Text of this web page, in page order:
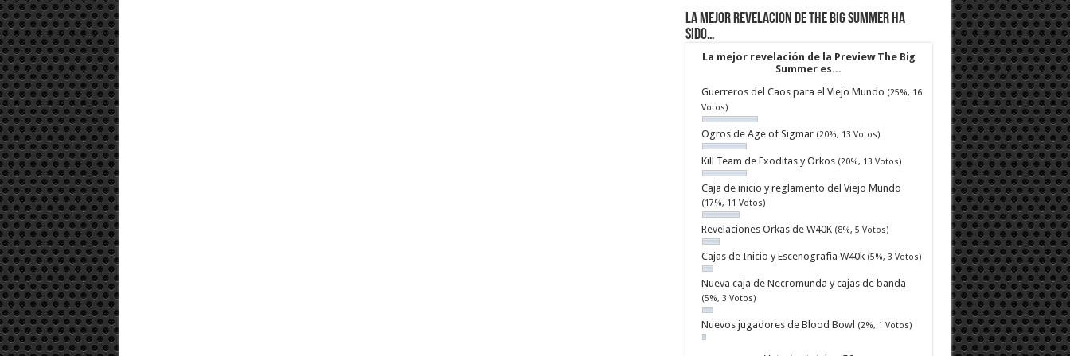
La mejor revelacion de The Big Summer ha
sido…
La mejor revelación de la Preview The Big
Summer es...
Guerreros del Caos para el Viejo Mundo (25%, 16
Votos)
Ogros de Age of Sigmar (20%, 13 Votos)
Kill Team de Exoditas y Orkos (20%, 13 Votos)
Caja de inicio y reglamento del Viejo Mundo
(17%, 11 Votos)
Revelaciones Orkas de W40K (8%, 5 Votos)
Cajas de Inicio y Escenografia W40k (5%, 3 Votos)
Nueva caja de Necromunda y cajas de banda
(5%, 3 Votos)
Nuevos jugadores de Blood Bowl (2%, 1 Votos)